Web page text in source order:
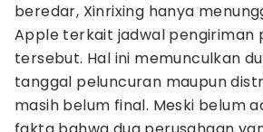
beredar, Xinrixing hanya
Apple terkait jadwal pengiriman
tersebut. Hal ini memunculkan
tanggal peluncuran maupun
masih belum final. Meski belum